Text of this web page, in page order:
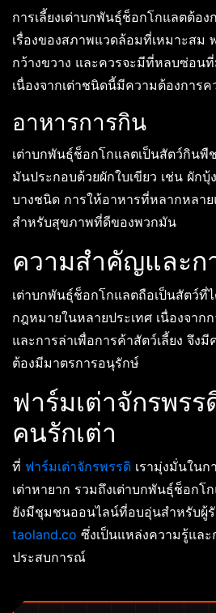
การเลี้ยงเต่าบกพันธุ์ช็อกโกแลตต้อง
เรื่องของสภาพแวดล้อมที่เหมาะสม
กว้างขวาง และควรจะมีที่หลบซ่อน
เนื่องจากเต่าชนิดนี้มีความต้องการ
อาหารการกิน
เต่าบกพันธุ์ช็อกโกแลตเป็นสัตว์กินพื
มันประกอบด้วยผักใบเขียว เช่น ผัก
บางชนิด การให้อาหารที่หลากหลา
สำหรับสุขภาพที่ดีของพวกมัน
ความสำคัญและก
เต่าบกพันธุ์ช็อกโกแลตถือเป็นสัตว์ที่
กฎหมายในหลายประเทศ เนื่องจาก
และการล่าเพื่อการค้าสัตว์เลี้ยง จึงมี
ต้องมีมาตรการอนุรักษ์
ฟาร์มเต่าจักรพร
คนรักเต่า
ที่ ฟาร์มเต่าจักรพรรดิ เรามุ่งมั่นใน
เต่าหายาก รวมถึงเต่าบกพันธุ์ช็อกโ
ยังมีชุมชนออนไลน์ที่อบอุ่นสำหรับผู้
taoland.co ซึ่งเป็นแหล่งความรู้และ
ประสบการณ์